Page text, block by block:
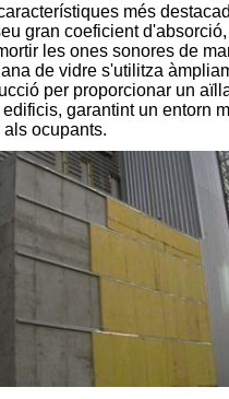
més
gran coeficient
les ones sonores de
de vidre s'utilitza
per proporcionar un
garantint un entorn
ocupants.